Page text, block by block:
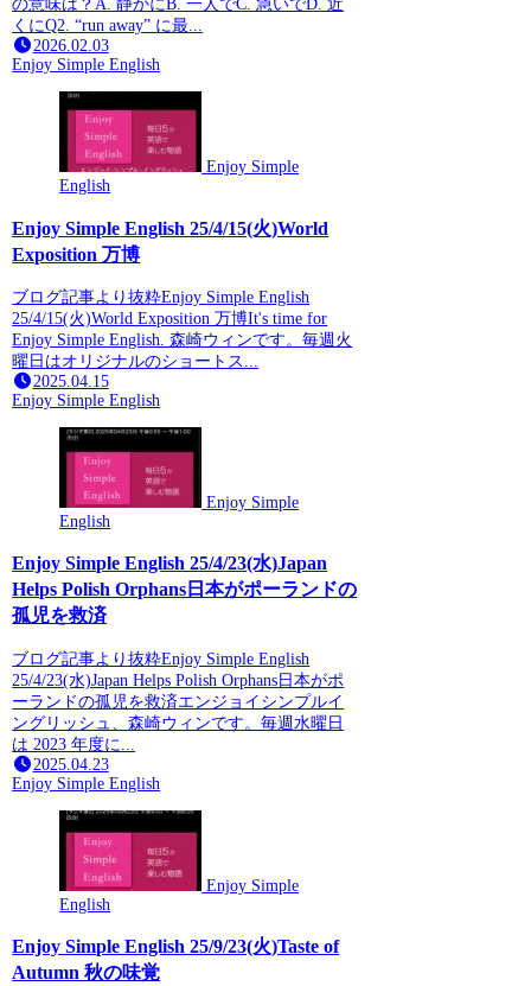
の意味は？A. 静かにB. 一人でC. 急いでD. 近
くにQ2. “run away” に最...
2026.02.03
Enjoy Simple English
Enjoy Simple
English
Enjoy Simple English 25/4/15(火)World
Exposition 万博
ブログ記事より抜粋Enjoy Simple English
25/4/15(火)World Exposition 万博It's time for
Enjoy Simple English. 森崎ウィンです。毎週火
曜日はオリジナルのショートス...
2025.04.15
Enjoy Simple English
Enjoy Simple
English
Enjoy Simple English 25/4/23(水)Japan
Helps Polish Orphans日本がポーランドの
孤児を救済
ブログ記事より抜粋Enjoy Simple English
25/4/23(水)Japan Helps Polish Orphans日本がポ
ーランドの孤児を救済エンジョイシンプルイ
ングリッシュ、森崎ウィンです。毎週水曜日
は 2023 年度に...
2025.04.23
Enjoy Simple English
Enjoy Simple
English
Enjoy Simple English 25/9/23(火)Taste of
Autumn 秋の味覚